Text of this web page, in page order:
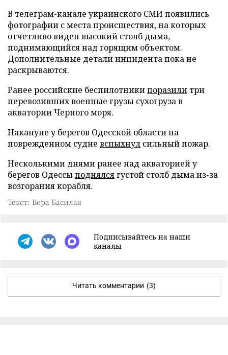
В телеграм-канале украинского СМИ появились
фотографии с места происшествия, на которых
отчетливо виден высокий столб дыма,
поднимающийся над горящим объектом.
Дополнительные детали инцидента пока не
раскрываются.
Ранее российские беспилотникипоразили три
перевозивших военные грузы сухогруза в
акватории Черного моря.
Накануне у берегов Одесской области на
поврежденном судне вспыхнул сильный пожар.
Несколькими днями ранее над акваторией у
берегов Одессыподнялсягустой столб дыма из-за
возгорания корабля.
Текст: Вера Басилая
Подписывайтесь на наши
каналы
Читать комментарии (3)